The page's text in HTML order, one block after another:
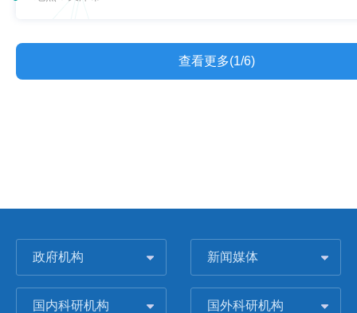
查看更多(1/6)
政府机构 新闻媒体
国内科研机构 国外科研机构